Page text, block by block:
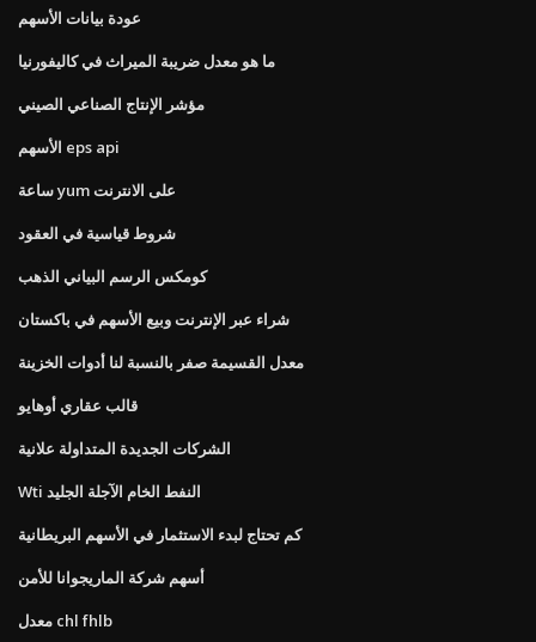
عودة بيانات الأسهم
ما هو معدل ضريبة الميراث في كاليفورنيا
مؤشر الإنتاج الصناعي الصيني
الأسهم eps api
ساعة yum على الانترنت
شروط قياسية في العقود
كومكس الرسم البياني الذهب
شراء عبر الإنترنت وبيع الأسهم في باكستان
معدل القسيمة صفر بالنسبة لنا أدوات الخزينة
قالب عقاري أوهايو
الشركات الجديدة المتداولة علانية
Wti النفط الخام الآجلة الجليد
كم تحتاج لبدء الاستثمار في الأسهم البريطانية
أسهم شركة الماريجوانا للأمن
معدل chl fhlb